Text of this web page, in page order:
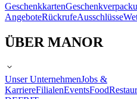
Geschenkkarten
AngeboteRückrufeAusschlüsse
ÜBER MANOR
Unser UnternehmenJobs &
KarriereFilialenEventsFood